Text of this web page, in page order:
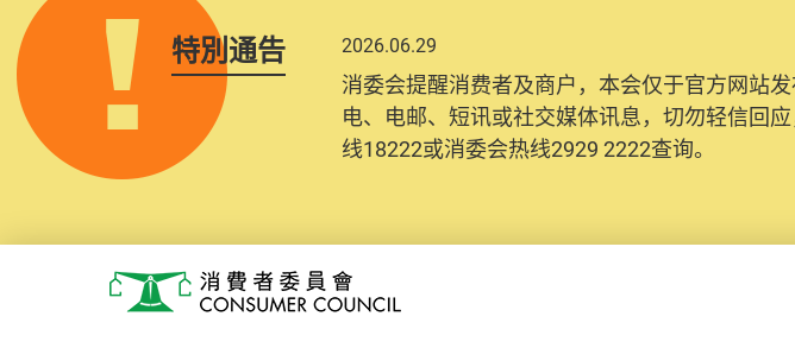
特別通告 2026.06.29
消委会提醒消费者及商户，本会仅于官方网站
电、电邮、短讯或社交媒体讯息，切勿轻信回
线18222或消委会热线2929 2222查询。
消费者委员会